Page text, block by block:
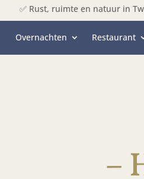
✅ Rust, ruimte en natuur in
Overnachten Restaurant
–